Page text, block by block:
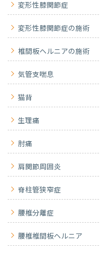
変形性膝関節症
変形性膝関節症の施術
椎間板ヘルニアの施術
気管支喘息
猫背
生理痛
肘痛
肩関節周囲炎
脊柱管狭窄症
腰椎分離症
腰椎椎間板ヘルニア